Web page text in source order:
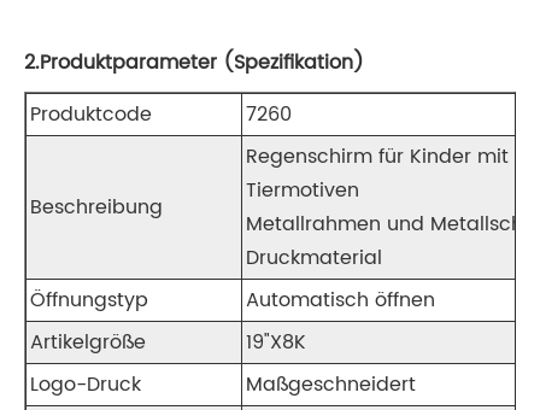
2.Produktparameter (Spezifikation)
Produktcode
7260
Beschreibung
Regenschirm für Kinder mit
Tiermotiven
Metallrahmen und
Druckmaterial
Öffnungstyp
Automatisch öffnen
Artikelgröße
19"X8K
Logo-Druck
Maßgeschneidert